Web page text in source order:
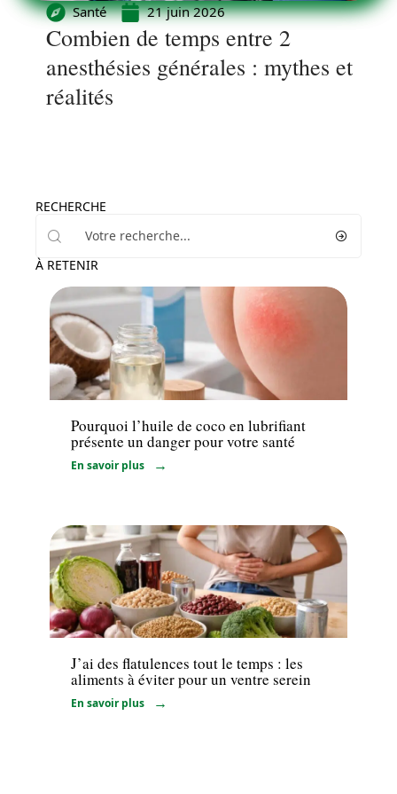
Santé 21 juin 2026
Combien de temps entre 2
anesthésies générales : mythes et
réalités
RECHERCHE
À RETENIR
Bien-être
Pourquoi l’huile de coco en lubrifiant
présente un danger pour votre santé
En savoir plus
Minceur
J’ai des flatulences tout le temps : les
aliments à éviter pour un ventre serein
En savoir plus